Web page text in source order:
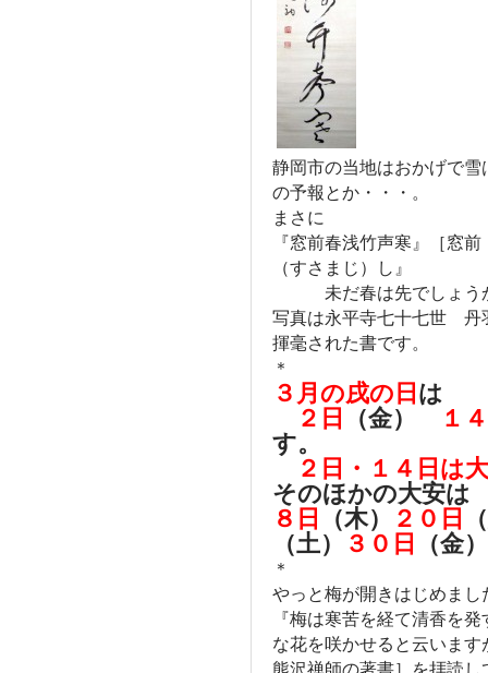
静岡市の当地はおかげで
の予報とか・・・。
まさに
『窓前春浅竹声寒』［窓
（すさまじ）し』
未だ春は先でしょう
写真は永平寺七十七世 丹
揮毫された書です。
＊
３月の戌の日 は
２日
（金）
１
す。
２日・１４日は
そのほかの大安は
８日
（木） ２０日
（土）
３０日 （金
＊
やっと梅が開きはじめまし
『梅は寒苦を経て清香を
な花を咲かせると云いま
熊沢禅師の著書］を拝読